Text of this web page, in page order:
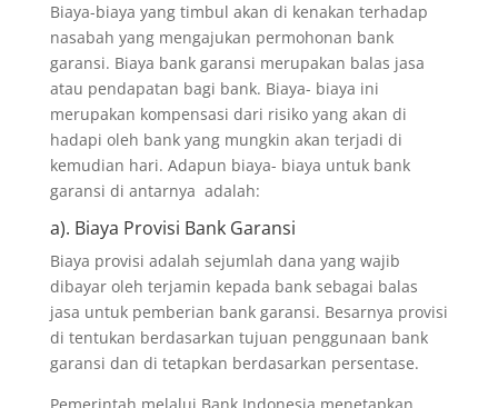
Biaya-biaya yang timbul akan di kenakan terhadap
nasabah yang mengajukan permohonan bank
garansi. Biaya bank garansi merupakan balas jasa
atau pendapatan bagi bank. Biaya- biaya ini
merupakan kompensasi dari risiko yang akan di
hadapi oleh bank yang mungkin akan terjadi di
kemudian hari. Adapun biaya- biaya untuk bank
garansi di antarnya adalah:
a). Biaya Provisi Bank Garansi
Biaya provisi adalah sejumlah dana yang wajib
dibayar oleh terjamin kepada bank sebagai balas
jasa untuk pemberian bank garansi. Besarnya provisi
di tentukan berdasarkan tujuan penggunaan bank
garansi dan di tetapkan berdasarkan persentase.